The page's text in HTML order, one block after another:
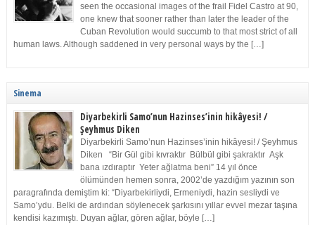
seen the occasional images of the frail Fidel Castro at 90,
one knew that sooner rather than later the leader of the
Cuban Revolution would succumb to that most strict of all
human laws. Although saddened in very personal ways by the […]
Sinema
Diyarbekirli Samo’nun Hazinses’inin hikâyesi! /
Şeyhmus Diken
Diyarbekirli Samo’nun Hazinses’inin hikâyesi! / Şeyhmus
Diken “Bir Gül gibi kıvraktır Bülbül gibi şakraktır Aşk
bana ızdıraptır Yeter ağlatma beni” 14 yıl önce
ölümünden hemen sonra, 2002’de yazdığım yazının son
paragrafında demiştim ki: “Diyarbekirliydi, Ermeniydi, hazin sesliydi ve
Samo’ydu. Belki de ardından söylenecek şarkısını yıllar evvel mezar taşına
kendisi kazımıştı. Duyan ağlar, gören ağlar, böyle […]